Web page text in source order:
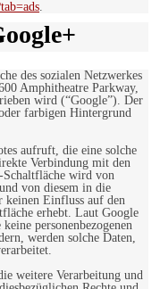
.
des sozialen Netzwerkes
Amphitheatre Parkway,
wird (“Google”). Der
farbigen Hintergrund
aufruft, die eine solche
Verbindung mit den
Schaltfläche wird von
von diesem in die
keinen Einfluss auf den
erhebt. Laut Google
personenbezogenen
werden solche Daten,
weitere Verarbeitung und